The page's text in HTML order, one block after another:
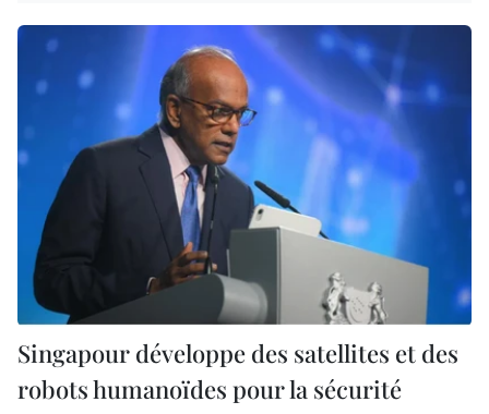
Singapour développe des satellites et des
robots humanoïdes pour la sécurité